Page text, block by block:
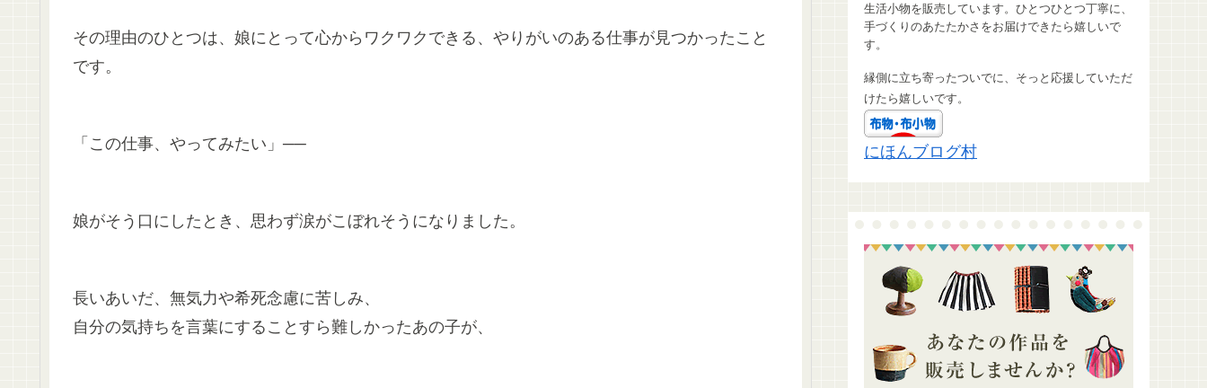
その理由のひとつは、娘にとって心からワクワクできる、やりがいのある仕事が見つかったこと
です。
「この仕事、やってみたい」──
娘がそう口にしたとき、思わず涙がこぼれそうになりました。
長いあいだ、無気力や希死念慮に苦しみ、
自分の気持ちを言葉にすることすら難しかったあの子が、
生活小物を販売しています。ひとつひとつ丁寧に、
手づくりのあたたかさをお届けできたら嬉しいで
す。
縁側に立ち寄ったついでに、そっと応援していただ
けたら嬉しいです。
にほんブログ村